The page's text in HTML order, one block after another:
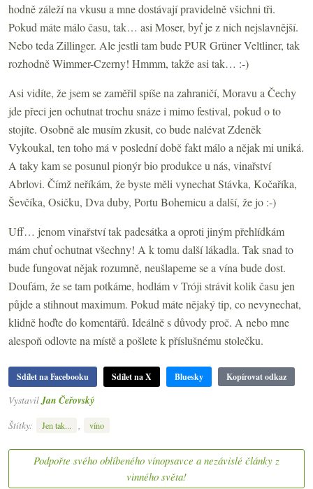
hodně záleží na vkusu a mne dostávají pravidelně všichni tři.
Pokud máte málo času, tak… asi Moser, byť je z nich nejslavnější.
Nebo teda Zillinger. Ale jestli tam bude PUR Grüner Veltliner, tak
rozhodně Wimmer-Czerny! Hmmm, takže asi tak… :-)
Asi vidíte, že jsem se zaměřil spíše na zahraničí, Moravu a Čechy
jde přeci jen ochutnat trochu snáze i mimo festival, pokud o to
stojíte. Osobně ale musím zkusit, co bude nalévat Zdeněk
Vykoukal, ten toho má v poslední době fakt málo a nějak mi uniká.
A taky kam se posunul pionýr bio produkce u nás, vinařství
Abrlovi. Čímž neříkám, že byste měli vynechat Stávka, Kočaříka,
Ševčíka, Osičku, Dva duby, Portu Bohemicu a další, že jo :-)
Uff… jenom vinařství tak padesátka a oproti jiným přehlídkám
mám chuť ochutnat všechny! A k tomu další lákadla. Tak snad to
bude fungovat nějak rozumně, neušlapeme se a vína bude dost.
Doufám, že se tam potkáme, hodlám v Tróji strávit kolik času jen
půjde a stihnout maximum. Pokud máte nějaký tip, co nevynechat,
klidně hoďte do komentářů. Ideálně s důvody proč. A nebo mne
alespoň odlovte na místě a pošlete k příslušnému stolečku.
Sdílet na Facebooku Sdílet na X Bluesky Kopírovat odkaz
Vystavil Jan Čeřovský
Štítky:
Jen tak... , víno
Podpořte svého oblíbeného vínopsavce a nezávislé články z
vinného světa!